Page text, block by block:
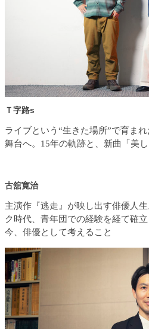
Ｔ字路s
ライブという“生きた場所”で育ま
舞台へ。15年の軌跡と、新曲「美
古舘寛治
主演作『逃走』が映し出す俳優人
ク時代、青年団での経験を経て確
今、俳優として考えること